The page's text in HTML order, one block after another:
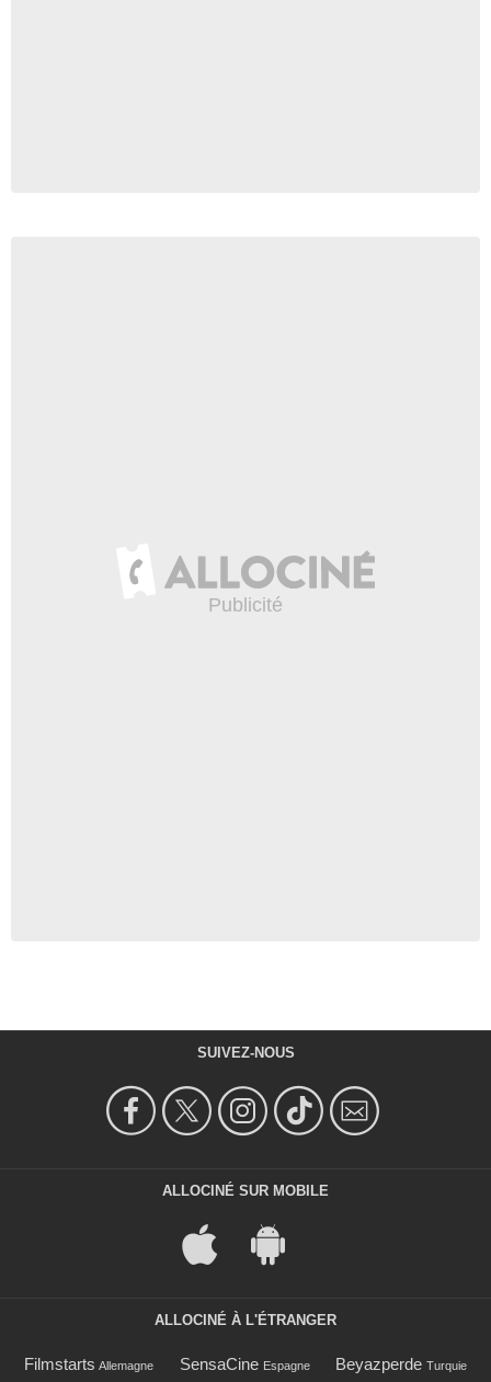
SUIVEZ-NOUS
ALLOCINÉ SUR MOBILE
ALLOCINÉ À L'ÉTRANGER
Filmstarts Allemagne SensaCine Espagne Beyazperde Turquie